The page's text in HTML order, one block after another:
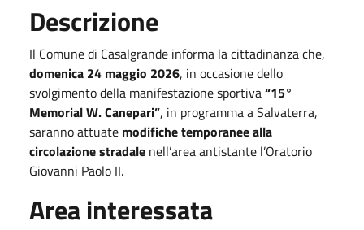
Descrizione
Il Comune di Casalgrande informa la cittadinanza che,
domenica 24 maggio 2026, in occasione dello
svolgimento della manifestazione sportiva“15°
Memorial W. Canepari”, in programma a Salvaterra,
saranno attuate modifiche temporanee alla
circolazione stradale nell’area antistante l’Oratorio
Giovanni Paolo II.
Area interessata